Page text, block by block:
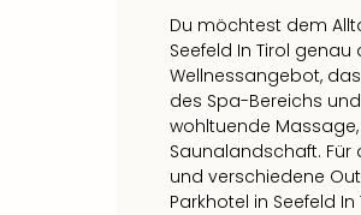
Du möchtest dem
Seefeld In Tirol
Wellnessangebot,
des Spa-Bereichs
wohltuende
Saunalandschaft.
und verschiedene
Parkhotel in Seefeld In